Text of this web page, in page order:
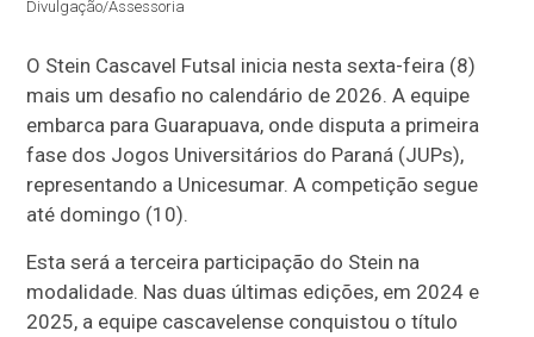
Divulgação/Assessoria
O Stein Cascavel Futsal inicia nesta sexta-feira (8)
mais um desafio no calendário de 2026. A equipe
embarca para Guarapuava, onde disputa a primeira
fase dos Jogos Universitários do Paraná (JUPs),
representando a Unicesumar. A competição segue
até domingo (10).
Esta será a terceira participação do Stein na
modalidade. Nas duas últimas edições, em 2024 e
2025, a equipe cascavelense conquistou o título